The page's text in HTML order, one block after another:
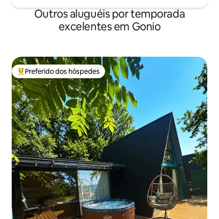
Outros aluguéis por temporada
excelentes em Gonio
Entre os melhores preferidos dos hóspedes
Preferido dos hóspedes